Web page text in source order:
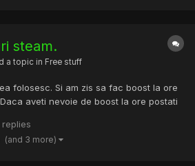
steam.
a topic in Free stuff
folosesc. Si am zis sa fac boost la ore
aveti nevoie de boost la ore postati
ma loghez pe vps). Momentan tin
Community :: IDLE ( RAD...
replies
(and 3 more)